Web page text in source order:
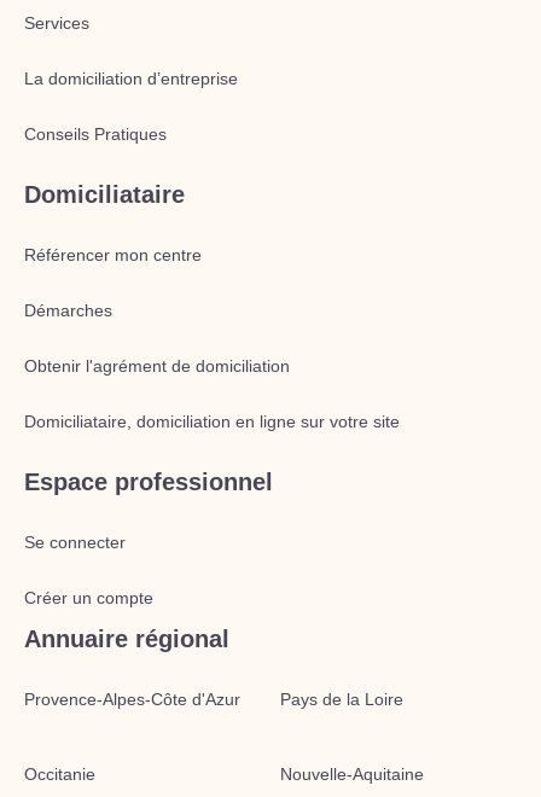
Services
La domiciliation d’entreprise
Conseils Pratiques
Domiciliataire
Référencer mon centre
Démarches
Obtenir l'agrément de domiciliation
Domiciliataire, domiciliation en ligne sur votre site
Espace professionnel
Se connecter
Créer un compte
Annuaire régional
Provence-Alpes-Côte d'Azur Pays de la Loire
Occitanie Nouvelle-Aquitaine